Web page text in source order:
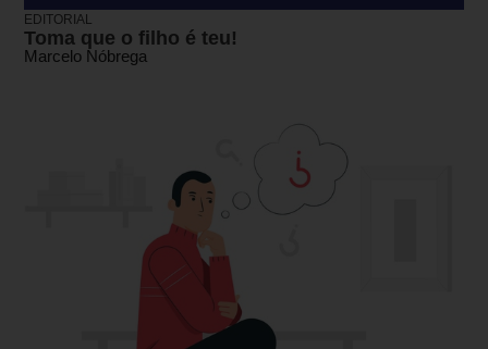
EDITORIAL
Toma que o filho é teu!
Marcelo Nóbrega